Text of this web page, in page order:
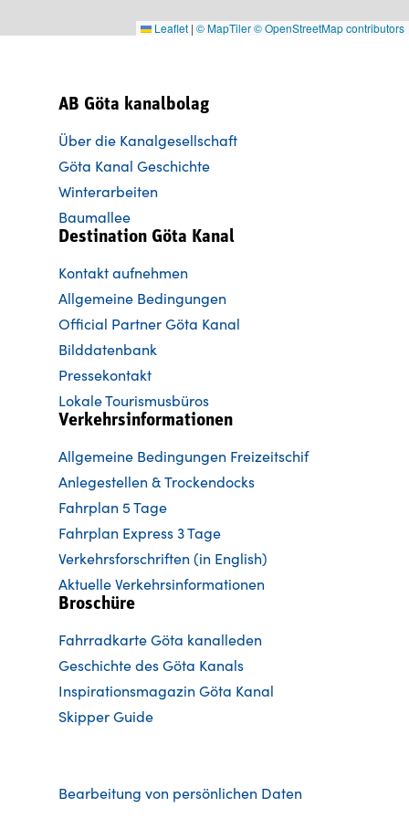
Leaflet | © MapTiler© OpenStreetMap contributors
AB Göta kanalbolag
Über die Kanalgesellschaft
Göta Kanal Geschichte
Winterarbeiten
Baumallee
Destination Göta Kanal
Kontakt aufnehmen
Allgemeine Bedingungen
Official Partner Göta Kanal
Bilddatenbank
Pressekontakt
Lokale Tourismusbüros
Verkehrsinformationen
Allgemeine Bedingungen Freizeitschif
Anlegestellen & Trockendocks
Fahrplan 5 Tage
Fahrplan Express 3 Tage
Verkehrsforschriften (in English)
Aktuelle Verkehrsinformationen
Broschüre
Fahrradkarte Göta kanalleden
Geschichte des Göta Kanals
Inspirationsmagazin Göta Kanal
Skipper Guide
Bearbeitung von persönlichen Daten